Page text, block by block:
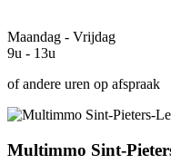
Maandag - Vrijdag
9u - 13u
of andere uren op afspraak
Multimmo Sint-